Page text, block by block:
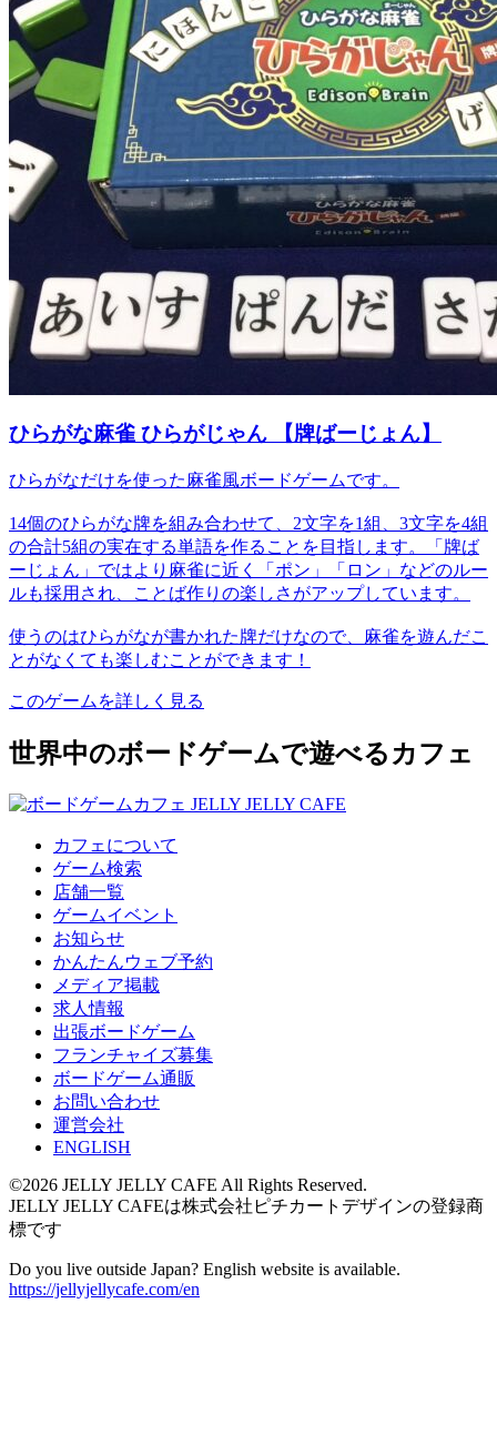
ひらがな麻雀 ひらがじゃん 【牌ばーじょん】
ひらがなだけを使った麻雀風ボードゲームです。
14個のひらがな牌を組み合わせて、2文字を1組、3文字を4組
の合計5組の実在する単語を作ることを目指します。「牌ば
ーじょん」ではより麻雀に近く「ポン」「ロン」などのルー
ルも採用され、ことば作りの楽しさがアップしています。
使うのはひらがなが書かれた牌だけなので、麻雀を遊んだこ
とがなくても楽しむことができます！
このゲームを詳しく見る
世界中のボードゲームで遊べるカフェ
カフェについて
ゲーム検索
店舗一覧
ゲームイベント
お知らせ
かんたんウェブ予約
メディア掲載
求人情報
出張ボードゲーム
フランチャイズ募集
ボードゲーム通販
お問い合わせ
運営会社
ENGLISH
©2026 JELLY JELLY CAFE All Rights Reserved.
JELLY JELLY CAFEは株式会社ピチカートデザインの登録商
標です
Do you live outside Japan? English website is available.
https://jellyjellycafe.com/en